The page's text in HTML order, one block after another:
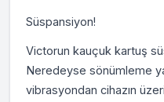
Süspansiyon!
Victorun kauçuk kartuş
Neredeyse sönümleme
vibrasyondan cihazın